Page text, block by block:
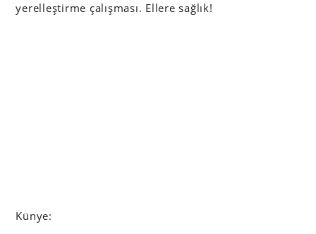
yerelleştirme çalışması. Ellere sağlık!
Künye: